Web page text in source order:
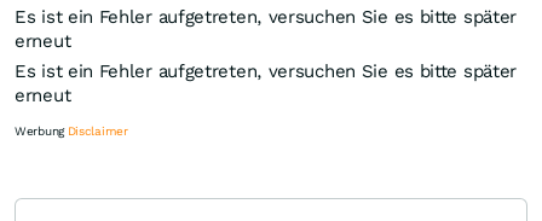
Es ist ein Fehler aufgetreten, versuchen Sie es bitte später
erneut
Es ist ein Fehler aufgetreten, versuchen Sie es bitte später
erneut
Werbung Disclaimer